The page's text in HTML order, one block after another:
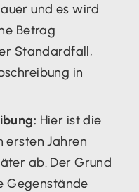
und es wird
Betrag
Standardfall,
in
Hier ist die
ersten Jahren
ab. Der Grund
Gegenstände